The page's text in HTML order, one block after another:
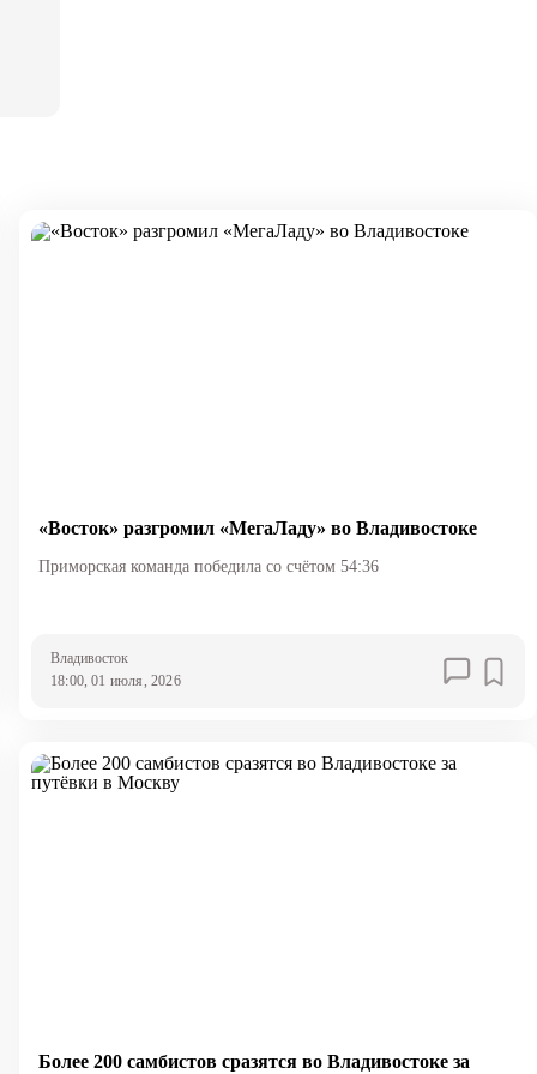
«Восток» разгромил «МегаЛаду» во Владивостоке
Приморская команда победила со счётом 54:36
Владивосток
18:00, 01 июля, 2026
Более 200 самбистов сразятся во Владивостоке за